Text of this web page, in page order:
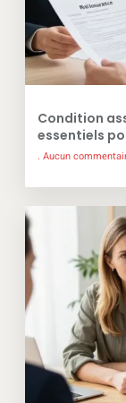
Condition
essentiels
Aucun